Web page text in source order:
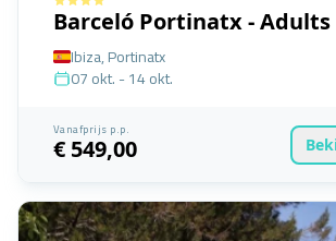
Barceló Portinatx - Adults
Ibiza, Portinatx
07 okt. - 14 okt.
Vanafprijs p.p.
€ 549,00